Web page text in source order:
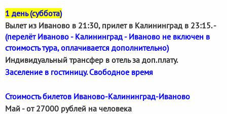
1 день (суббота)
Вылет из Иваново в 21:30, прилет в Калининград в 23:15. -
(перелёт Иваново - Калининград - Иваново не включен в
стоимость тура, оплачивается дополнительно)
Индивидуальный трансфер в отель за доп.плату.
Заселение в гостиницу. Свободное время
Стоимость билетов Иваново-Калининград-Иваново
Май - от 27000 рублей на человека